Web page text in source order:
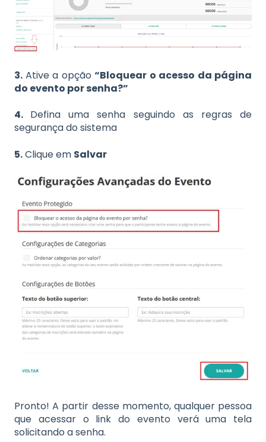
3. Ative a opção “Bloquear o acesso da página
do evento por senha?”
4. Defina uma senha seguindo as regras de
segurança do sistema
5.Clique em Salvar
Pronto! A partir desse momento, qualquer pessoa
que acessar o link do evento verá uma tela
solicitando a senha.